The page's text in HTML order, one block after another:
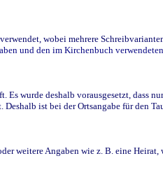
wobei mehrere
und den im Kirchenbuch
wurde deshalb vorausgesetzt,
ist bei der Ortsangabe für den
weitere Angaben wie z. B. eine Heirat,